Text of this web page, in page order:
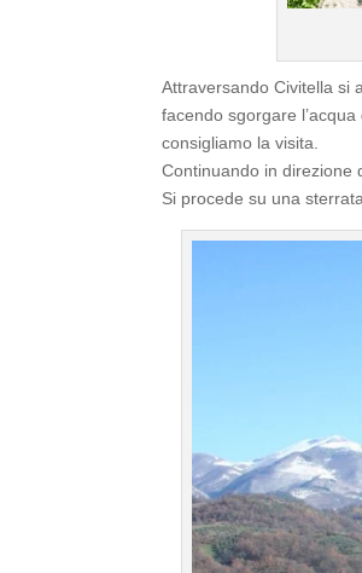
Attraversando Civitella si
facendo sgorgare
consigliamo la visita.
Continuando in direzione
Si procede su una